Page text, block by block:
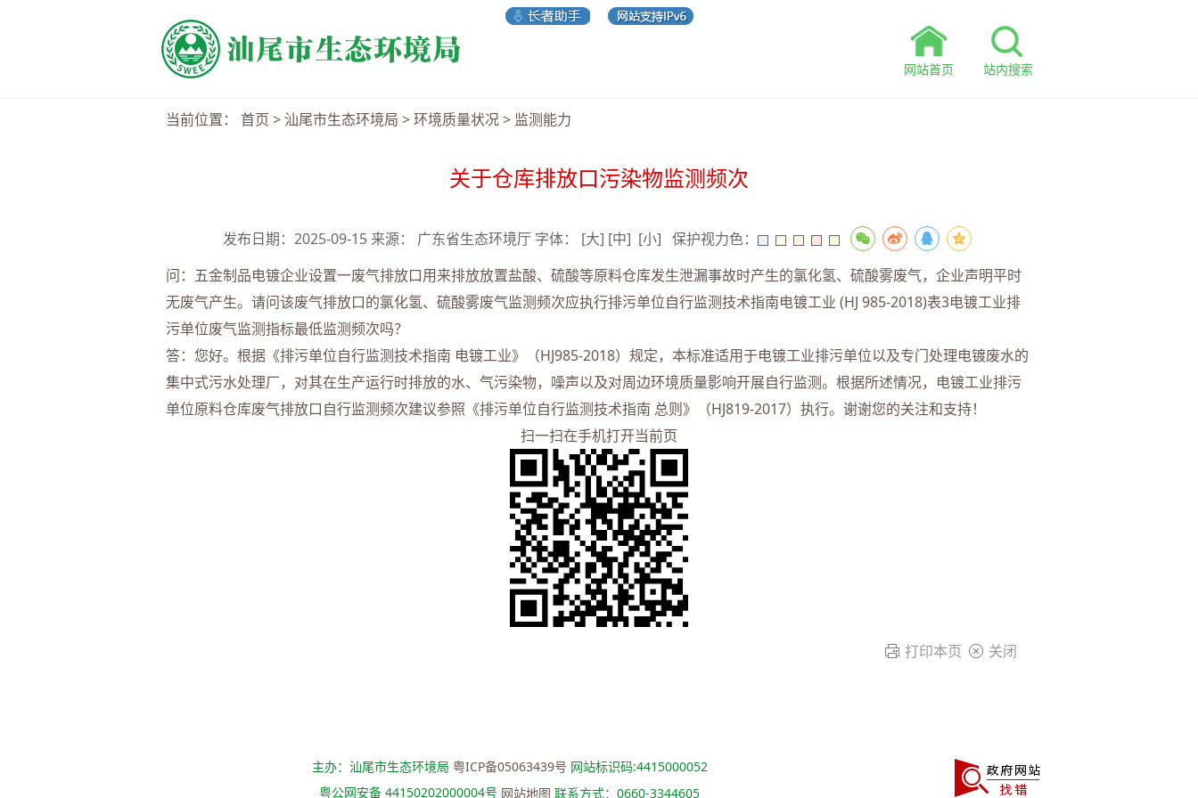
网站首页 站内搜索
当前位置： 首页 > 汕尾市生态环境局 >环境质量状况> 监测能力
关于仓库排放口污染物监测频次
发布日期：2025-09-15 来源： 广东省生态环境厅 字体： [大] [中] [小] 保护视力色：
问：五金制品电镀企业设置一废气排放口用来排放放置盐酸、硫酸等原料仓库发生泄漏事故时产生的氯化氢、硫酸雾废气，企业声明平时
无废气产生。请问该废气排放口的氯化氢、硫酸雾废气监测频次应执行排污单位自行监测技术指南电镀工业 (HJ 985-2018)表3电镀工业排
污单位废气监测指标最低监测频次吗？
答：您好。根据《排污单位自行监测技术指南 电镀工业》（HJ985-2018）规定，本标准适用于电镀工业排污单位以及专门处理电镀废水的
集中式污水处理厂，对其在生产运行时排放的水、气污染物，噪声以及对周边环境质量影响开展自行监测。根据所述情况，电镀工业排污
单位原料仓库废气排放口自行监测频次建议参照《排污单位自行监测技术指南 总则》（HJ819-2017）执行。谢谢您的关注和支持！
扫一扫在手机打开当前页
打印本页 关闭
主办：汕尾市生态环境局 粤ICP备05063439号 网站标识码:4415000052
粤公网安备 44150202000004号 网站地图 联系方式：0660-3344605